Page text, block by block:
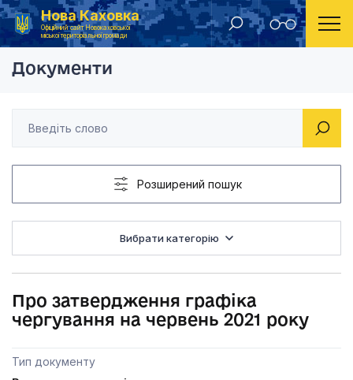
Нова Каховка
Офіційний сайт Новокаховської
міської територіальної громади
Головна Розпорядження Новокаховського міського голови 2021 рік Про затвердження
Документи
Розширений пошук
Вибрати категорію
Про затвердження графіка
чергування на червень 2021 року
Тип документу